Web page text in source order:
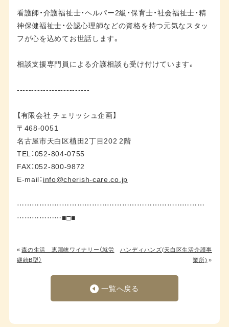
看護師・介護福祉士・ヘルパー2級・保育士・社会福祉士・精
神保健福祉士・公認心理師などの資格を持つ元気なスタッ
フが心を込めてお世話します。
相談支援専門員による介護相談も受け付けています。
-------------------------
【有限会社 チェリッシュ企画】
〒468-0051
名古屋市天白区植田2丁目202 2階
TEL：052-804-0755
FAX：052-800-9872
E-mail： info@cherish-care.co.jp
…………………………………………………………………
………………■□■
«森の生活 恵那峡ワイナリー（就労
継続B型）
ハンディハンズ(天白区生活介護事
業所) »
一覧へ戻る